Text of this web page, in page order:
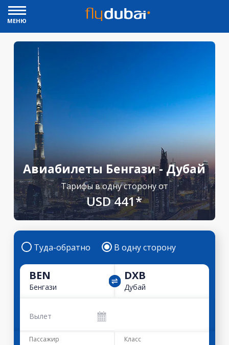
МЕНЮ
Авиабилеты Бенгази - Дубай
Тарифы в одну сторону от
USD 441*
Туда-обратно В одну сторону
BEN
Бенгази
DXB
Дубай
Вылет
Пассажир Класс